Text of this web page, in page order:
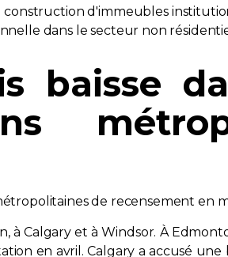
d'immeubles
dans le secteur non
baisse
de recensement en
à Calgary et à Windsor. À
en avril. Calgary a accusé